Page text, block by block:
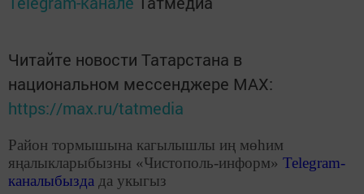
Читайте новости Татарстана в
национальном мессенджере MАХ:
https://max.ru/tatmedia
Район тормышына кагылышлы иң мөһим
яңалыкларыбызны «Чистополь-информ» Telegram-
каналыбызда да укыгыз